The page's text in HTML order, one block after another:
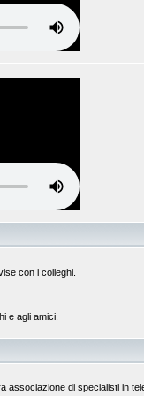
con i colleghi.
e agli amici.
associazione di specialisti in